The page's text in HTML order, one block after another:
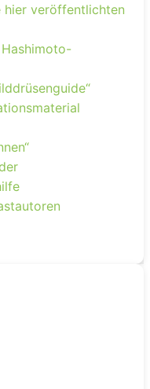
hier veröffentlichten